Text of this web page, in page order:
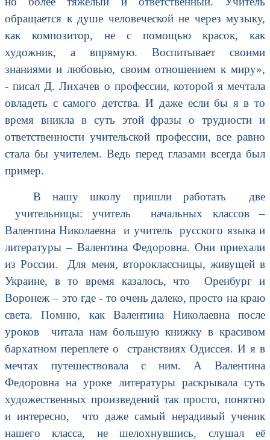
обращается к душе человеческой не через музыку,
как композитор, не с помощью красок, как
художник, а впрямую. Воспитывает своими
знаниями и любовью, своим отношением к миру»,
- писал Д. Лихачев о профессии, которой я мечтала
овладеть с самого детства. И даже если бы я в то
время вникла в суть этой фразы о трудности и
ответственности учительской профессии, все равно
стала бы учителем. Ведь перед глазами всегда был
пример.
В нашу школу пришли работать две
учительницы: учитель начальных классов –
Валентина Николаевна и учитель русского языка и
литературы – Валентина Федоровна. Они приехали
из России. Для меня, второклассницы, живущей в
Украине, в то время казалось, что Оренбург и
Воронеж – это где - то очень далеко, просто на краю
света. Помню, как Валентина Николаевна после
уроков читала нам большую книжку в красивом
бархатном переплете о странствиях Одиссея. И я в
мечтах путешествовала с ним. А Валентина
Федоровна на уроке литературы раскрывала суть
художественных произведений так просто, понятно
и интересно, что даже самый нерадивый ученик
нашего класса, не шелохнувшись, слушал её